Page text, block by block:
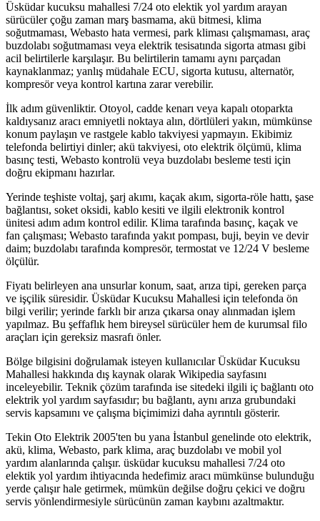
Üsküdar kucuksu mahallesi 7/24 oto elektik yol yardım arayan
sürücüler çoğu zaman marş basmama, akü bitmesi, klima
soğutmaması, Webasto hata vermesi, park kliması çalışmaması, araç
buzdolabı soğutmaması veya elektrik tesisatında sigorta atması gibi
acil belirtilerle karşılaşır. Bu belirtilerin tamamı aynı parçadan
kaynaklanmaz; yanlış müdahale ECU, sigorta kutusu, alternatör,
kompresör veya kontrol kartına zarar verebilir.
İlk adım güvenliktir. Otoyol, cadde kenarı veya kapalı otoparkta
kaldıysanız aracı emniyetli noktaya alın, dörtlüleri yakın, mümkünse
konum paylaşın ve rastgele kablo takviyesi yapmayın. Ekibimiz
telefonda belirtiyi dinler; akü takviyesi, oto elektrik ölçümü, klima
basınç testi, Webasto kontrolü veya buzdolabı besleme testi için
doğru ekipmanı hazırlar.
Yerinde teşhiste voltaj, şarj akımı, kaçak akım, sigorta-röle hattı, şase
bağlantısı, soket oksidi, kablo kesiti ve ilgili elektronik kontrol
ünitesi adım adım kontrol edilir. Klima tarafında basınç, kaçak ve
fan çalışması; Webasto tarafında yakıt pompası, buji, beyin ve devir
daim; buzdolabı tarafında kompresör, termostat ve 12/24 V besleme
ölçülür.
Fiyatı belirleyen ana unsurlar konum, saat, arıza tipi, gereken parça
ve işçilik süresidir. Üsküdar Kucuksu Mahallesi için telefonda ön
bilgi verilir; yerinde farklı bir arıza çıkarsa onay alınmadan işlem
yapılmaz. Bu şeffaflık hem bireysel sürücüler hem de kurumsal filo
araçları için gereksiz masrafı önler.
Bölge bilgisini doğrulamak isteyen kullanıcılar Üsküdar Kucuksu
Mahallesi hakkında dış kaynak olarak Wikipedia sayfasını
inceleyebilir. Teknik çözüm tarafında ise sitedeki ilgili iç bağlantı oto
elektrik yol yardım sayfasıdır; bu bağlantı, aynı arıza grubundaki
servis kapsamını ve çalışma biçimimizi daha ayrıntılı gösterir.
Tekin Oto Elektrik 2005'ten bu yana İstanbul genelinde oto elektrik,
akü, klima, Webasto, park klima, araç buzdolabı ve mobil yol
yardım alanlarında çalışır. üsküdar kucuksu mahallesi 7/24 oto
elektik yol yardım ihtiyacında hedefimiz aracı mümkünse bulunduğu
yerde çalışır hale getirmek, mümkün değilse doğru çekici ve doğru
servis yönlendirmesiyle sürücünün zaman kaybını azaltmaktır.